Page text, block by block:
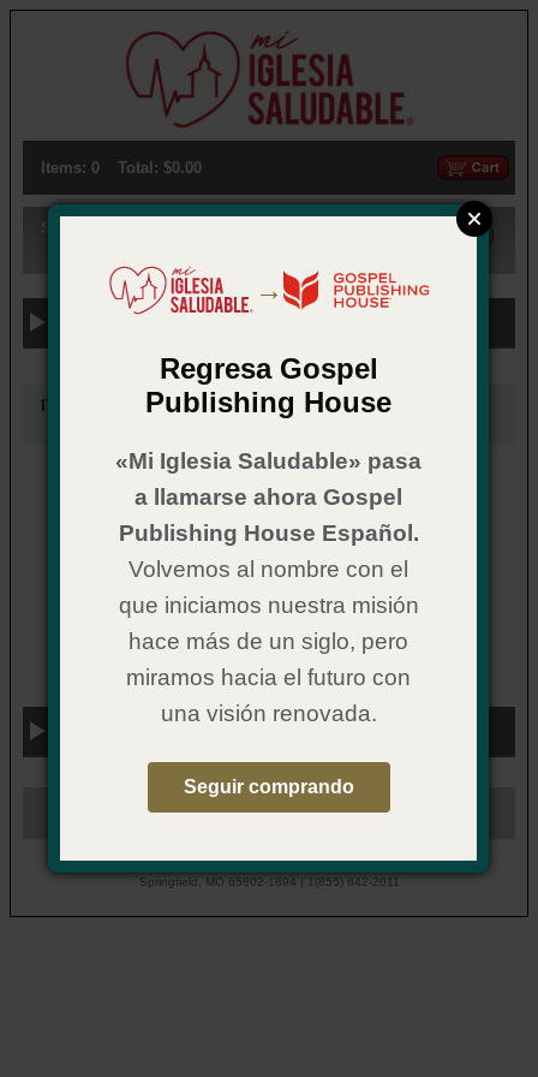
Items: 0 Total: $0.00
Previous Categories
ITEMS UNDER:Sobres de ofrenda
Item Number:08CX9454
Price:$ 7.99
© 2026 Mi Iglesia Saludable | 1445 N. Boonville Avenue
Springfield, MO 65802-1894 | 1(855) 642-2011
→
Regresa Gospel
Publishing House
«Mi Iglesia Saludable» pasa
a llamarse ahora Gospel
Publishing House Español.
Volvemos al nombre con el
que iniciamos nuestra misión
hace más de un siglo, pero
miramos hacia el futuro con
una visión renovada.
Seguir comprando